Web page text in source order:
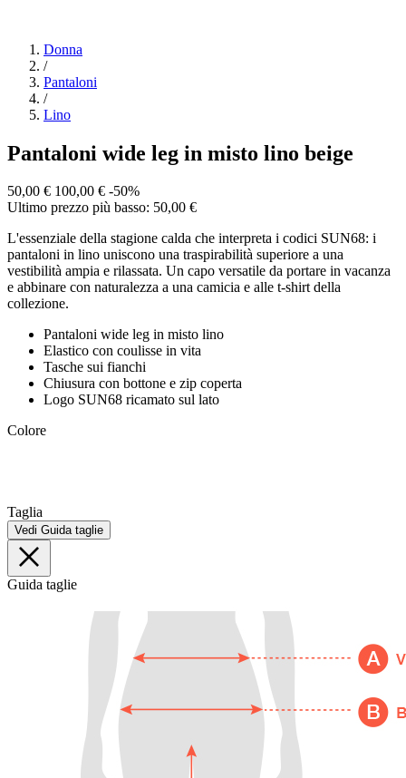
Donna
/
Pantaloni
/
Lino
Pantaloni wide leg in misto lino beige
50,00 € 100,00 € -50%
Ultimo prezzo più basso: 50,00 €
L'essenziale della stagione calda che interpreta i codici SUN68: i
pantaloni in lino uniscono una traspirabilità superiore a una
vestibilità ampia e rilassata. Un capo versatile da portare in vacanza
e abbinare con naturalezza a una camicia e alle t-shirt della
collezione.
Pantaloni wide leg in misto lino
Elastico con coulisse in vita
Tasche sui fianchi
Chiusura con bottone e zip coperta
Logo SUN68 ricamato sul lato
Colore
Taglia
Vedi Guida taglie
Guida taglie